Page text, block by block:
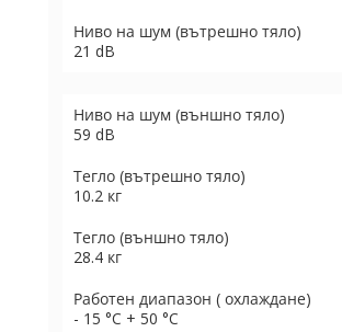
Ниво на шум (вътрешно тяло)
21 dB
Ниво на шум (външно тяло)
59 dB
Тегло (вътрешно тяло)
10.2 кг
Тегло (външно тяло)
28.4 кг
Работен диапазон ( охлаждане)
- 15 °C + 50 °C